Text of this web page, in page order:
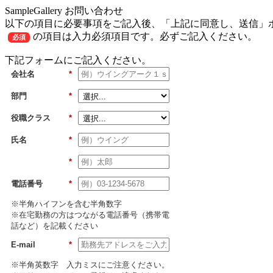
SampleGallery お問い合わせ
以下の項目に必要事項をご記入後、「上記に同意し、送信」
必須 の項目は入力必須項目です。必ずご記入ください。
下記フォームにご記入ください。
*
会社名
*
部門
*
役職クラス
*
氏名
*
*
電話番号
※半角ハイフンを含む半角数字
※在宅勤務の方はつながる電話番号（携帯電
話など）を記載ください
*
E-mail
※半角英数字 入力ミスにご注意ください。